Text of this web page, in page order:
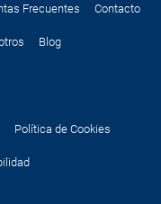
Frecuentes Contacto
Blog
Política de Cookies